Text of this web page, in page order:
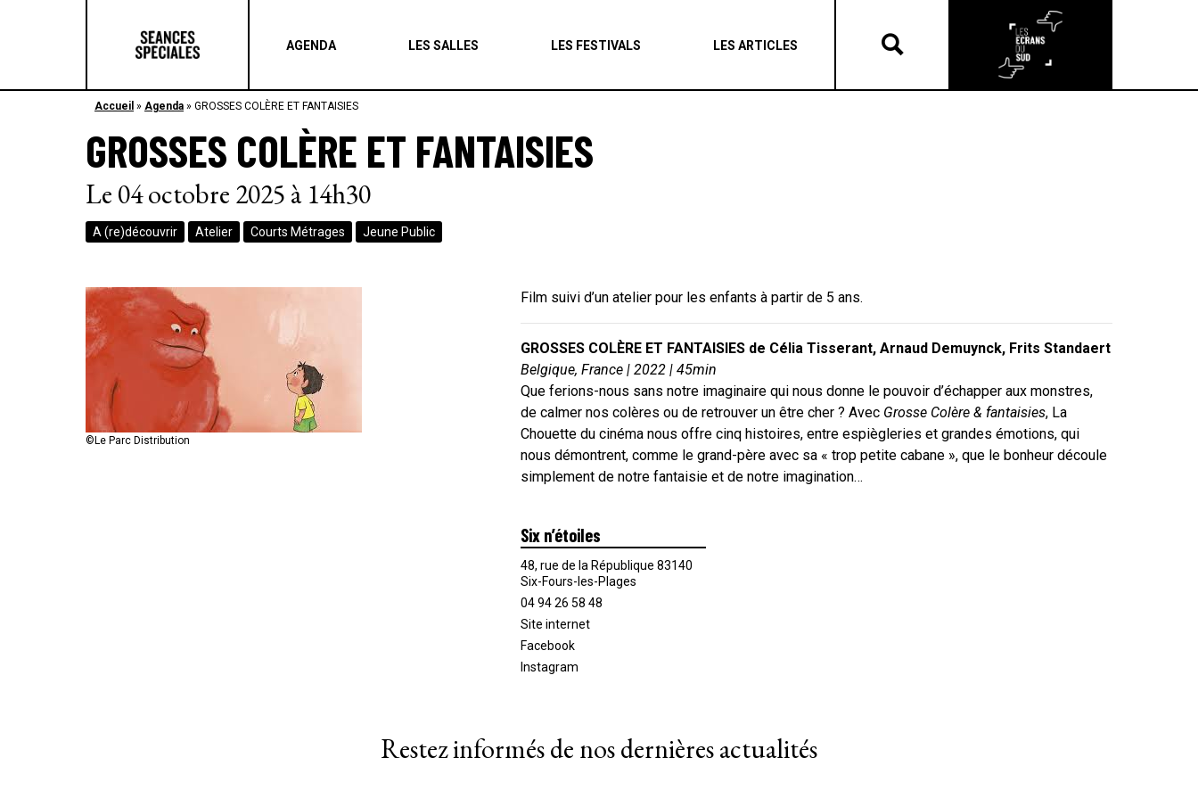
AGENDA LES SALLES LES FESTIVALS LES ARTICLES
Les articles
Accueil » Agenda » GROSSES COLÈRE ET FANTAISIES
GROSSES COLÈRE ET FANTAISIES
Le 04 octobre 2025 à 14h30
A (re)découvrir Atelier Courts Métrages Jeune Public
©Le Parc Distribution
Film suivi d’un atelier pour les enfants à partir de 5 ans.
GROSSES COLÈRE ET FANTAISIES de Célia Tisserant, Arnaud Demuynck, Frits Standaert
Belgique, France | 2022 | 45min
Que ferions-nous sans notre imaginaire qui nous donne le pouvoir d’échapper aux monstres,
de calmer nos colères ou de retrouver un être cher ? Avec Grosse Colère & fantaisies, La
Chouette du cinéma nous offre cinq histoires, entre espiègleries et grandes émotions, qui
nous démontrent, comme le grand-père avec sa « trop petite cabane », que le bonheur découle
simplement de notre fantaisie et de notre imagination…
Six n’étoiles
48, rue de la République 83140
Six-Fours-les-Plages
04 94 26 58 48
Site internet
Facebook
Instagram
Restez informés de nos dernières actualités